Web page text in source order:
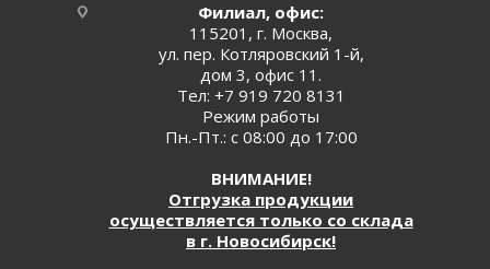
Филиал, офис:
115201, г. Москва,
ул. пер. Котляровский 1-й,
дом 3, офис 11.
Тел: +7 919 720 8131
Режим работы
Пн.-Пт.: с 08:00 до 17:00
ВНИМАНИЕ!
Отгрузка продукции
осуществляется только со склада
в г. Новосибирск!